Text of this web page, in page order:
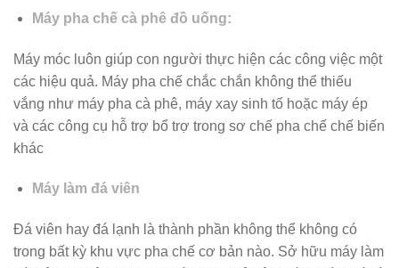
Máy pha chế cà phê đồ uống:
Máy móc luôn giúp con người thực hiện các công việc một
các hiệu quả. Máy pha chế chắc chắn không thể thiếu
vắng như máy pha cà phê, máy xay sinh tố hoặc máy ép
và các công cụ hỗ trợ bổ trợ trong sơ chế pha chế chế biến
khác
Máy làm đá viên
Đá viên hay đá lạnh là thành phần không thể không có
trong bất kỳ khu vực pha chế cơ bản nào. Sở hữu máy làm